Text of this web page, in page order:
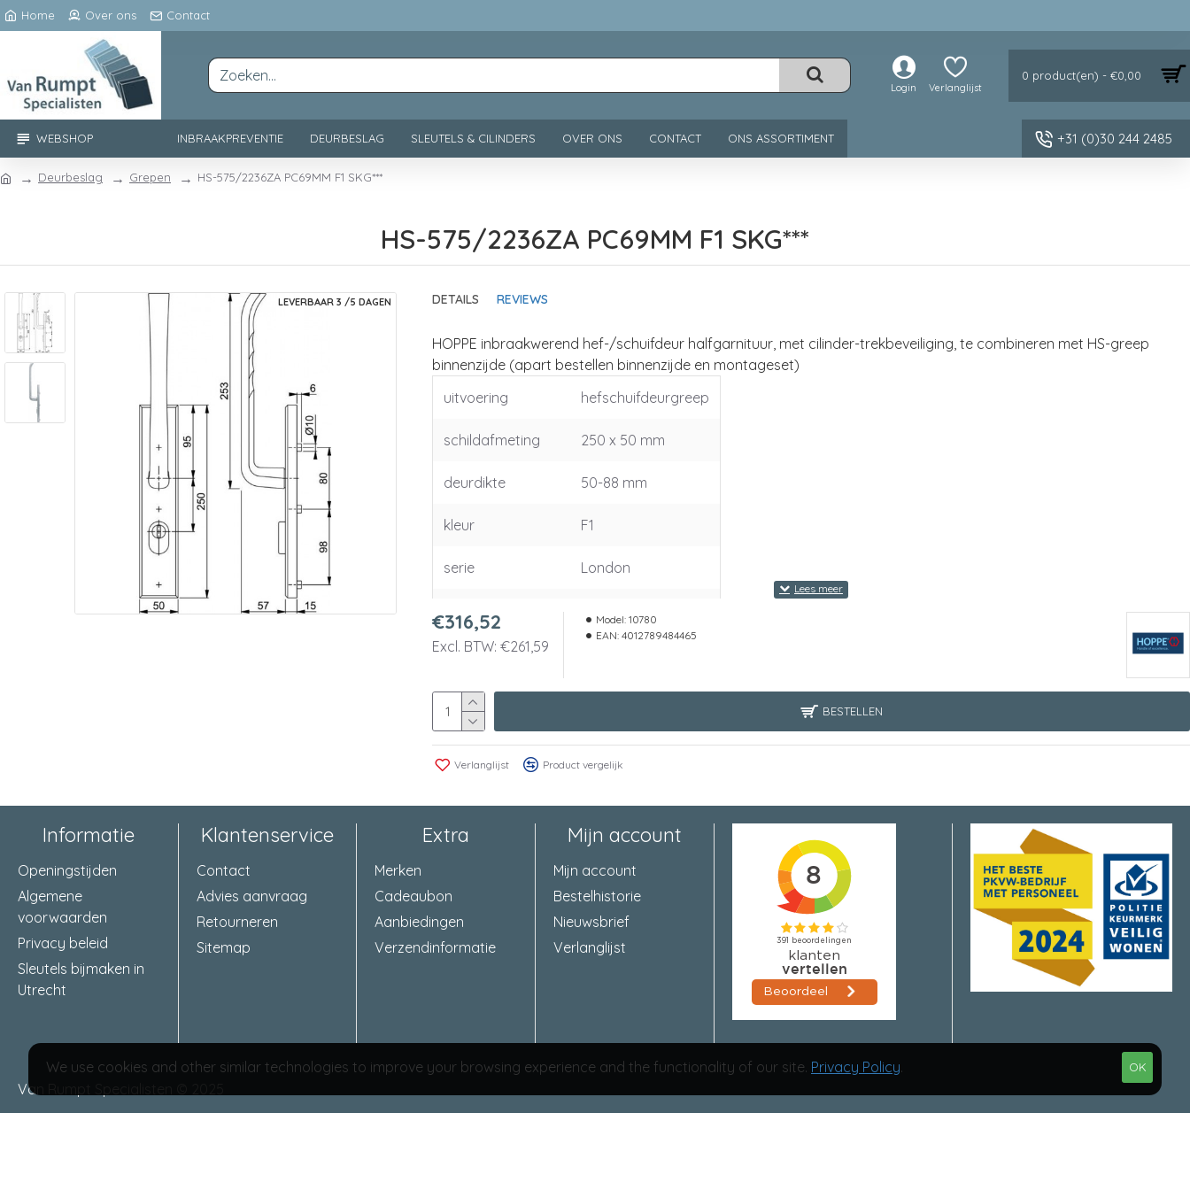
Home Over ons Contact
Login Verlanglijst
0 product(en) - €0,00
WEBSHOP INBRAAKPREVENTIE DEURBESLAG SLEUTELS & CILINDERS OVER ONS CONTACT ONS ASSORTIMENT +31 (0)30 244 2485
Deurbeslag Grepen HS-575/2236ZA PC69MM F1 SKG***
HS-575/2236ZA PC69MM F1 SKG***
LEVERBAAR 3 /5 DAGEN DETAILS REVIEWS
HOPPE inbraakwerend hef-/schuifdeur halfgarnituur, met cilinder-trekbeveiliging, te combineren met HS-greep
binnenzijde (apart bestellen binnenzijde en montageset)
uitvoering
hefschuifdeurgreep
schildafmeting 250 x 50 mm
deurdikte 50-88 mm
kleur F1
serie London
dikte buitenschild
materiaal aluminium
€316,52
Excl. BTW: €261,59
Model: 10780
EAN: 4012789484465
BESTELLEN
Verlanglijst Product vergelijk
Informatie
Openingstijden
Algemene
voorwaarden
Privacy beleid
Sleutels bijmaken in
Utrecht
Klantenservice
Contact
Advies aanvraag
Retourneren
Sitemap
Extra
Merken
Cadeaubon
Aanbiedingen
Verzendinformatie
Mijn account
Mijn account
Bestelhistorie
Nieuwsbrief
Verlanglijst
Van Rumpt Specialisten © 2025
OK
We use cookies and other similar technologies to improve your browsing experience and the functionality of our site. Privacy Policy.